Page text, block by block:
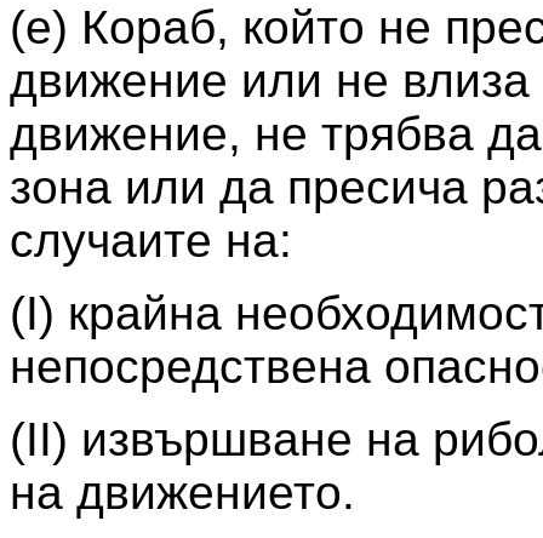
(e) Кораб, който не
движение или не влиза
движение, не трябва
зона или да пресича
случаите на:
(I) крайна
непосредствена
(II) извършване на
на движението.